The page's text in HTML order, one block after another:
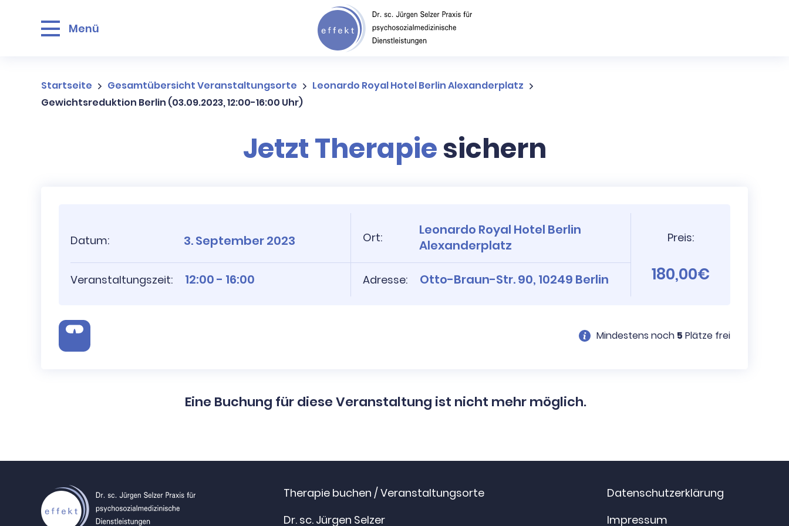
Menü
Startseite Gesamtübersicht Veranstaltungsorte
Leonardo Royal Hotel Berlin Alexanderplatz
Gewichtsreduktion Berlin (03.09.2023, 12:00-16:00 Uhr)
Jetzt Therapiesichern
Datum: 3. September 2023
Veranstaltungszeit: 12:00 - 16:00
Ort:
Leonardo Royal Hotel Berlin
Alexanderplatz
Adresse: Otto-Braun-Str. 90, 10249 Berlin
Preis:
180,00€
Mindestens noch 5 Plätze frei
Eine Buchung für diese Veranstaltung ist nicht mehr möglich.
Therapie buchen / Veranstaltungsorte
Dr. sc. Jürgen Selzer
Datenschutzerklärung
Impressum